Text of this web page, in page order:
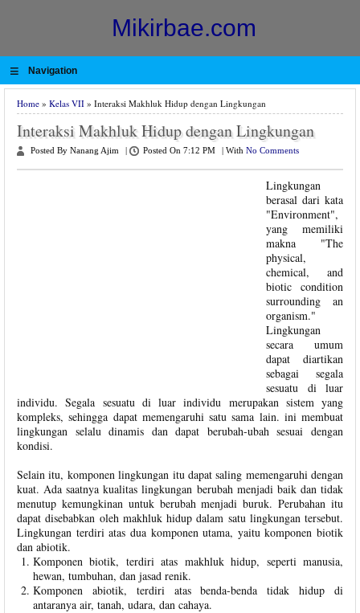
Mikirbae.com
≡ Navigation
Home » Kelas VII » Interaksi Makhluk Hidup dengan Lingkungan
Interaksi Makhluk Hidup dengan Lingkungan
Posted By Nanang Ajim Posted On 7:12 PM With No Comments
Lingkungan
berasal dari kata
"Environment",
yang memiliki
makna "The
physical,
chemical, and
biotic condition
surrounding an
organism."
Lingkungan
secara umum
dapat diartikan
sebagai segala
sesuatu di luar
individu. Segala sesuatu di luar individu merupakan sistem yang
kompleks, sehingga dapat memengaruhi satu sama lain. ini membuat
lingkungan selalu dinamis dan dapat berubah-ubah sesuai dengan
kondisi.
Selain itu, komponen lingkungan itu dapat saling memengaruhi dengan
kuat. Ada saatnya kualitas lingkungan berubah menjadi baik dan tidak
menutup kemungkinan untuk berubah menjadi buruk. Perubahan itu
dapat disebabkan oleh makhluk hidup dalam satu lingkungan tersebut.
Lingkungan terdiri atas dua komponen utama, yaitu komponen biotik
dan abiotik.
Komponen biotik, terdiri atas makhluk hidup, seperti manusia,
hewan, tumbuhan, dan jasad renik.
Komponen abiotik, terdiri atas benda-benda tidak hidup di
antaranya air, tanah, udara, dan cahaya.